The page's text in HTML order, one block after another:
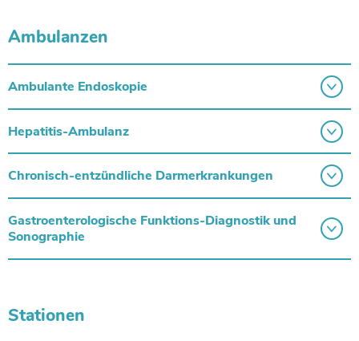
Ambulanzen
Ambulante Endoskopie
Hepatitis-Ambulanz
Chronisch-entzündliche Darmerkrankungen
Gastroenterologische Funktions-Diagnostik und
Sonographie
Stationen